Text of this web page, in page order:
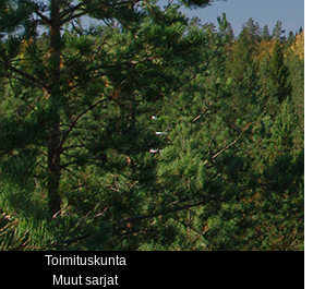
Toimituskunta
Muut sarjat